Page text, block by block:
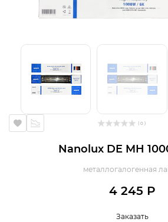
( 0 )
Nanolux DE MH
металлогалогенная
4 245 Р
Заказать